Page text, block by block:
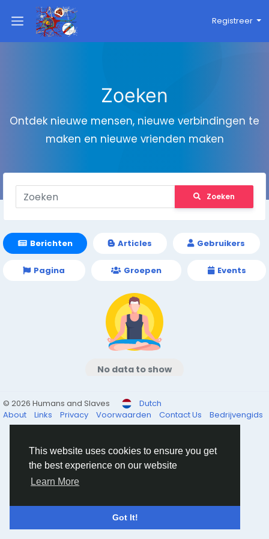
This website uses cookies to ensure you get
the best experience on our website
Learn More
Got It!
Registreer
Zoeken
Ontdek nieuwe mensen, nieuwe verbindingen te
maken en nieuwe vrienden maken
Zoeken
Berichten Articles Gebruikers
Pagina Groepen Events
No data to show
© 2026 Humans and Slaves
Dutch
About
Links Privacy Voorwaarden Contact Us Bedrijvengids